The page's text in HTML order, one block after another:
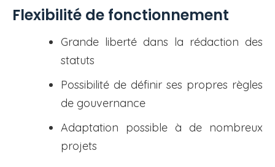
Flexibilité de fonctionnement
Grande liberté dans la rédaction des
statuts
Possibilité de définir ses propres règles
de gouvernance
Adaptation possible à de nombreux
projets